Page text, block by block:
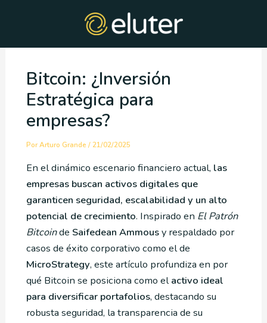
Bitcoin: ¿Inversión
Estratégica para
empresas?
PorArturo Grande /21/02/2025
En el dinámico escenario financiero actual, las
empresas buscan activos digitales que
garanticen seguridad, escalabilidad y un alto
potencial de crecimiento. Inspirado en El Patrón
Bitcoinde Saifedean Ammousy respaldado por
casos de éxito corporativo como el de
MicroStrategy, este artículo profundiza en por
qué Bitcoin se posiciona como elactivo ideal
para diversificar portafolios, destacando su
robusta seguridad, la transparencia de su